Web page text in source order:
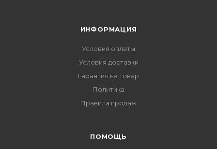
ИНФОРМАЦИЯ
Условия оплаты
Условия доставки
Гарантия на товар
Политика
Правила продаж
ПОМОЩЬ